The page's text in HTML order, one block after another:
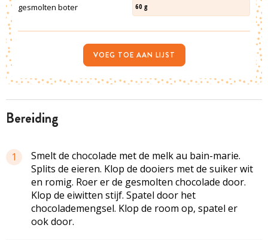
bereiding
1
Smelt de chocolade met de melk au bain-marie.
Splits de eieren. Klop de dooiers met de suiker wit
en romig. Roer er de gesmolten chocolade door.
Klop de eiwitten stijf. Spatel door het
chocolademengsel. Klop de room op, spatel er
ook door.
gesmolten boter 60 g
VOEG TOE AAN LIJST